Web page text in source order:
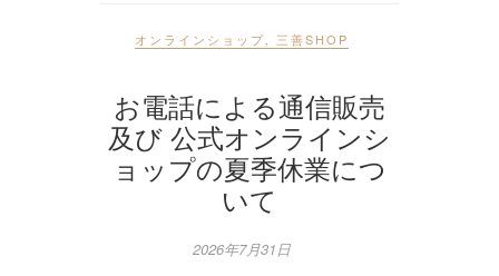
オンラインショップ 三善SHOP
お電話による通信販売
及び 公式オンラインシ
ョップの夏季休業につ
いて
2026年7月31日